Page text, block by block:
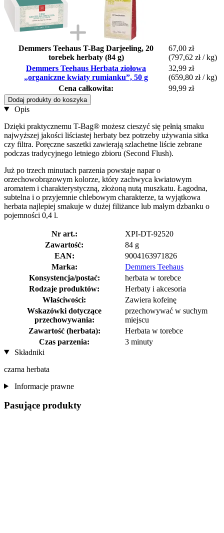
Demmers Teehaus T-Bag Darjeeling, 20
torebek herbaty (84 g)
67,00 zł
(797,62 zł / kg)
Demmers Teehaus Herbata ziołowa
„organiczne kwiaty rumianku”, 50 g
32,99 zł
(659,80 zł / kg)
Cena całkowita:
99,99 zł
Dodaj produkty do koszyka
Opis
Dzięki praktycznemu T-Bag® możesz cieszyć się pełnią smaku
najwyższej jakości liściastej herbaty bez potrzeby używania sitka
czy filtra. Poręczne saszetki zawierają szlachetne liście zebrane
podczas tradycyjnego letniego zbioru (Second Flush).
Już po trzech minutach parzenia powstaje napar o
orzechowobrązowym kolorze, który zachwyca kwiatowym
aromatem i charakterystyczną, złożoną nutą muszkatu. Łagodna,
subtelna i o przyjemnie chlebowym charakterze, ta wyjątkowa
herbata najlepiej smakuje w dużej filiżance lub małym dzbanku o
pojemności 0,4 l.
Nr art.:
XPI-DT-92520
Zawartość:
84 g
EAN:
9004163971826
Marka:
Demmers Teehaus
Konsystencja/postać:
herbata w torebce
Rodzaje produktów:
Herbaty i akcesoria
Właściwości:
Zawiera kofeinę
Wskazówki dotyczące
przechowywania:
przechowywać w suchym
miejscu
Zawartość (herbata):
Herbata w torebce
Czas parzenia:
3 minuty
Składniki
czarna herbata
Informacje prawne
Pasujące produkty